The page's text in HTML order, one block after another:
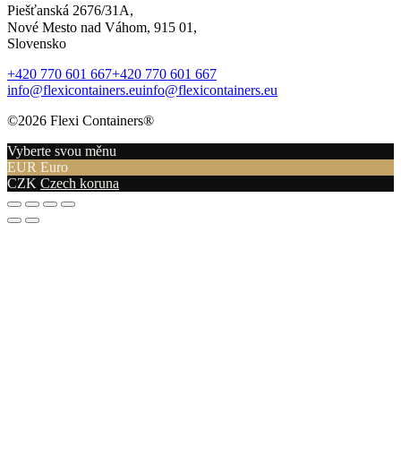
Piešťanská 2676/31A,
Nové Mesto nad Váhom, 915 01,
Slovensko
+420 770 601 667+420 770 601 667
info@flexicontainers.euinfo@flexicontainers.eu
©2026 Flexi Containers®
Vyberte svou měnu
EUR Euro
CZK Czech koruna